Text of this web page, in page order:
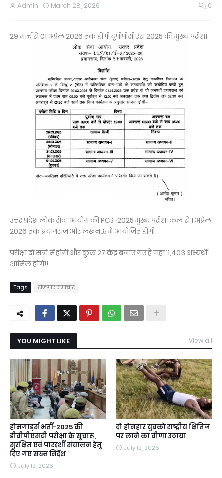
Admin March 28, 2026 0
29 मार्च से 01 अप्रैल 2026 तक होगी यूपीपीसीएस 2025 की मुख्य परीक्षा
उत्तर प्रदेश लोक सेवा आयोग की PCS-2025 मुख्य परीक्षा कल से 1 अप्रैल
2026 तक प्रयागराज और लखनऊ में आयोजित होगी
परीक्षा दो सत्रों में होगी और कुल 27 केंद्र बनाए गए हैं जहां 11,403 अभ्यर्थी
शामिल होंगे!!
Tags रोजगार समाचार
YOU MIGHT LIKE View all
होमगार्ड्स भर्ती-2025 की
डीवीपीएसटी परीक्षा के सुचारू,
सुरक्षित एवं पारदर्शी संचालन हेतु
दिए गए सख्त निर्देश
July 12, 2026
दो होनहार युवको राष्ट्रीय क्षितिज
पर लाने का वीणा उठाया
July 12, 2026